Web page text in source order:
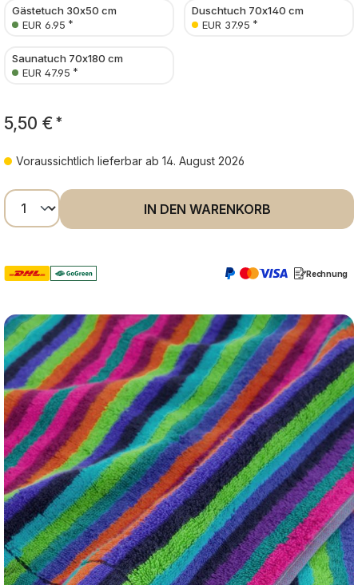
Gästetuch 30x50 cm
EUR 6.95 *
Duschtuch 70x140 cm
EUR 37.95 *
Saunatuch 70x180 cm
EUR 47.95 *
5,50 € *
Voraussichtlich lieferbar ab 14. August 2026
Produkt Anzahl: Gib den gewünschten
IN DEN WARENKORB
Rechnung